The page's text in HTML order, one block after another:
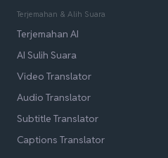
Terjemahan & Alih Suara
Terjemahan AI
AI Sulih Suara
Video Translator
Audio Translator
Subtitle Translator
Captions Translator